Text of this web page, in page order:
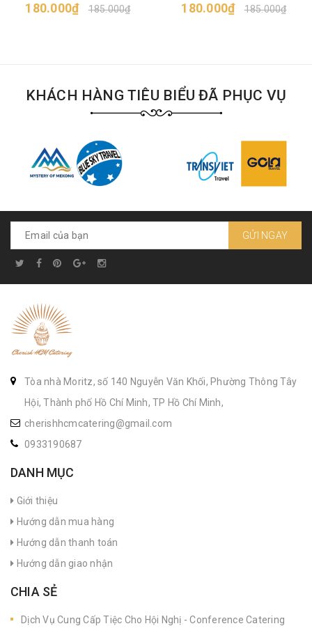
180.000₫ 185.000₫ 180.000₫ 185.000₫
KHÁCH HÀNG TIÊU BIỂU ĐÃ PHỤC VỤ
GỬI NGAY
Tòa nhà Moritz, số 140 Nguyễn Văn Khối, Phường Thông Tây
Hội, Thành phố Hồ Chí Minh, TP Hồ Chí Minh,
cherishhcmcatering@gmail.com
0933190687
DANH MỤC
Giới thiệu
Hướng dẫn mua hàng
Hướng dẫn thanh toán
Hướng dẫn giao nhận
CHIA SẺ
Dịch Vụ Cung Cấp Tiệc Cho Hội Nghị - Conference Catering